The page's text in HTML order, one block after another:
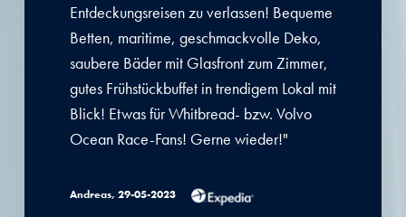
Entdeckungsreisen zu verlassen! Bequeme
Betten, maritime, geschmackvolle Deko,
saubere Bäder mit Glasfront zum Zimmer,
gutes Frühstückbuffet in trendigem Lokal mit
Blick! Etwas für Whitbread- bzw. Volvo
Ocean Race-Fans! Gerne wieder!"
Andreas, 29-05-2023